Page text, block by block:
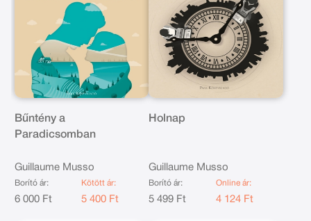
Bűntény a
Paradicsomban
Guillaume Musso
Borító ár:
6 000 Ft
Kötött ár:
5 400 Ft
Holnap
Guillaume Musso
Borító ár:
5 499 Ft
Online ár:
4 124 Ft